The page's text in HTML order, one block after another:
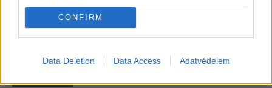
CONFIRM
Data Deletion Data Access Adatvédelem
Smart #2 – kiderült az ár és a
végsebesség is
Supercharger-hálózaton